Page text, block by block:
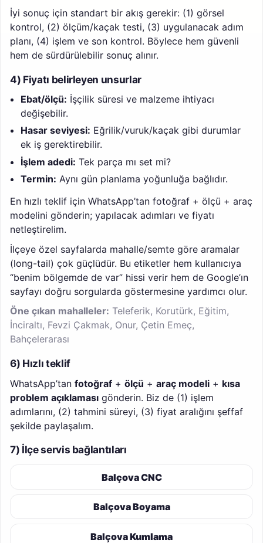
İyi sonuç için standart bir akış gerekir: (1) görsel
kontrol, (2) ölçüm/kaçak testi, (3) uygulanacak adım
planı, (4) işlem ve son kontrol. Böylece hem güvenli
hem de sürdürülebilir sonuç alınır.
4) Fiyatı belirleyen unsurlar
Ebat/ölçü: İşçilik süresi ve malzeme ihtiyacı
değişebilir.
Hasar seviyesi: Eğrilik/vuruk/kaçak gibi durumlar
ek iş gerektirebilir.
İşlem adedi: Tek parça mı set mi?
Termin: Aynı gün planlama yoğunluğa bağlıdır.
En hızlı teklif için WhatsApp’tan fotoğraf + ölçü + araç
modelini gönderin; yapılacak adımları ve fiyatı
netleştirelim.
İlçeye özel sayfalarda mahalle/semte göre aramalar
(long-tail) çok güçlüdür. Bu etiketler hem kullanıcıya
“benim bölgemde de var” hissi verir hem de Google’ın
sayfayı doğru sorgularda göstermesine yardımcı olur.
Öne çıkan mahalleler: Teleferik, Korutürk, Eğitim,
İnciraltı, Fevzi Çakmak, Onur, Çetin Emeç,
Bahçelerarası
6) Hızlı teklif
WhatsApp’tan fotoğraf + ölçü + araç modeli + kısa
problem açıklaması gönderin. Biz de (1) işlem
adımlarını, (2) tahmini süreyi, (3) fiyat aralığını şeffaf
şekilde paylaşalım.
7) İlçe servis bağlantıları
Balçova CNC
Balçova Boyama
Balçova Kumlama